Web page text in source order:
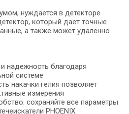
нуждается в детекторе
который дает точные
а также может удаленно
надежность благодаря
системе
накачки гелия позволяет
измерения
сохраняйте все параметры
PHOENIX.